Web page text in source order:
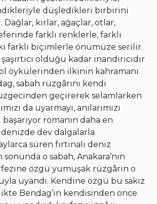
düşledikleri birbirini
kırlar, ağaçlar, otlar,
farklı renklerle, farklı
farklı biçimlerle önümüze serilir.
olduğu kadar inandırıcıdır
öykülerinden ilkinin kahramanı
sabah rüzgârını kendi
geçirerek selamlarken
da uyarmayı, anılarımızı
başarıyor romanın daha en
denizde dev dalgalarla
süren fırtınalı deniz
o sabah, Anakara’nın
özgü yumuşak rüzgârın o
uyandı. Kendine özgü bu sakız
Bendag’ın kendisinden önce